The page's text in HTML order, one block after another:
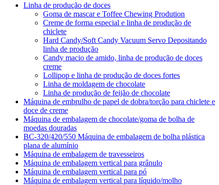
Linha de produção de doces
Goma de mascar e Toffee Chewing Prodution
Creme de forma especial e linha de produção de
chiclete
Hard Candy/Soft Candy Vacuum Servo Depositando
linha de produção
Candy macio de amido, linha de produção de doces
creme
Lollipop e linha de produção de doces fortes
Linha de moldagem de chocolate
Linha de produção de feijão de chocolate
Máquina de embrulho de papel de dobra/torção para chiclete e
doce de creme
Máquina de embalagem de chocolate/goma de bolha de
moedas douradas
BC-320/420/550 Máquina de embalagem de bolha plástica
plana de alumínio
Máquina de embalagem de travesseiros
Máquina de embalagem vertical para grânulo
Máquina de embalagem vertical para pó
Máquina de embalagem vertical para líquido/molho